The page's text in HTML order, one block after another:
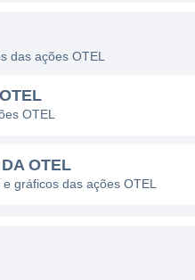
das ações OTEL
OTEL
OTEL
gráficos das ações OTEL